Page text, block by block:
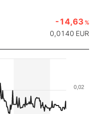
-14,63 %
0,0140 EUR
0,02